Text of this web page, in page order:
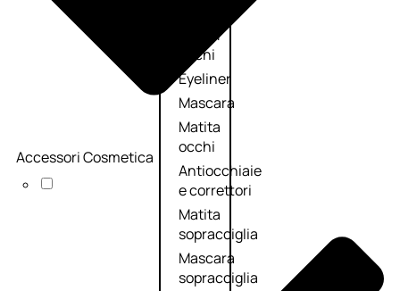
Primer
occhi
Eyeliner
Mascara
Matita
occhi
Antiocchiaie
e correttori
Matita
sopracciglia
Mascara
sopracciglia
Accessori Cosmetica